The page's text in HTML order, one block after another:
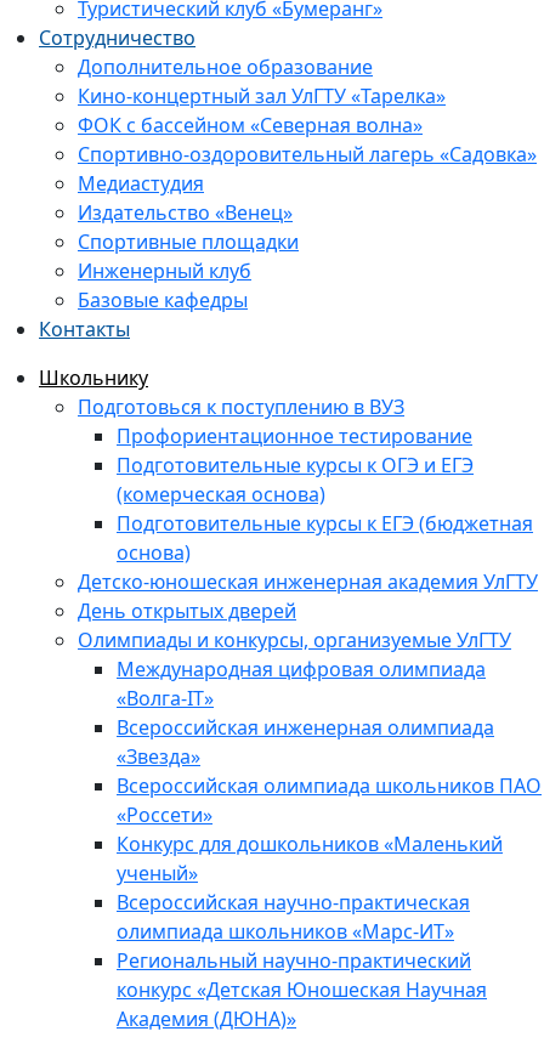
Туристический клуб «Бумеранг»
Сотрудничество
Дополнительное образование
Кино-концертный зал УлГТУ «Тарелка»
ФОК с бассейном «Северная волна»
Спортивно-оздоровительный лагерь «Садовка»
Медиастудия
Издательство «Венец»
Спортивные площадки
Инженерный клуб
Базовые кафедры
Контакты
Школьнику
Подготовься к поступлению в ВУЗ
Профориентационное тестирование
Подготовительные курсы к ОГЭ и ЕГЭ
(комерческая основа)
Подготовительные курсы к ЕГЭ (бюджетная
основа)
Детско-юношеская инженерная академия УлГТУ
День открытых дверей
Олимпиады и конкурсы, организуемые УлГТУ
Международная цифровая олимпиада
«Волга-IT»
Всероссийская инженерная олимпиада
«Звезда»
Всероссийская олимпиада школьников ПАО
«Россети»
Конкурс для дошкольников «Маленький
ученый»
Всероссийская научно-практическая
олимпиада школьников «Марс-ИТ»
Региональный научно-практический
конкурс «Детская Юношеская Научная
Академия (ДЮНА)»